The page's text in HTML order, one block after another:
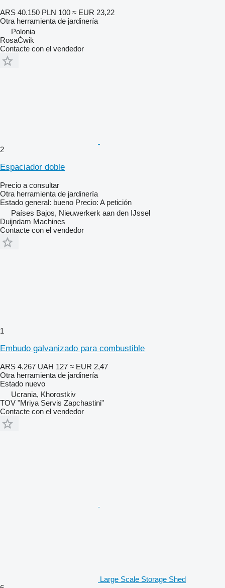
ARS 40.150 PLN 100 ≈ EUR 23,22
Otra herramienta de jardinería
Polonia
RosaĆwik
Contacte con el vendedor
2
Espaciador doble
Precio a consultar
Otra herramienta de jardinería
Estado general: bueno Precio: A petición
Países Bajos, Nieuwerkerk aan den IJssel
Duijndam Machines
Contacte con el vendedor
1
Embudo galvanizado para combustible
ARS 4.267 UAH 127 ≈ EUR 2,47
Otra herramienta de jardinería
Estado nuevo
Ucrania, Khorostkiv
TOV "Mriya Servis Zapchastini"
Contacte con el vendedor
Large Scale Storage Shed